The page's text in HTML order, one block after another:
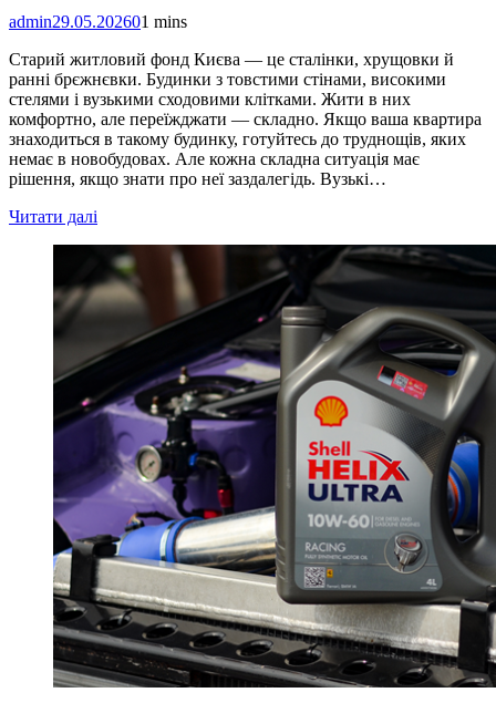
admin29.05.202601 mins
Старий житловий фонд Києва — це сталінки, хрущовки й
ранні брєжнєвки. Будинки з товстими стінами, високими
стелями і вузькими сходовими клітками. Жити в них
комфортно, але переїжджати — складно. Якщо ваша квартира
знаходиться в такому будинку, готуйтесь до труднощів, яких
немає в новобудовах. Але кожна складна ситуація має
рішення, якщо знати про неї заздалегідь. Вузькі…
Читати далі